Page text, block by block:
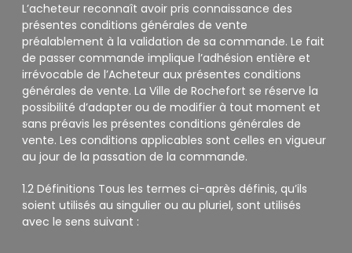
L’acheteur reconnaît avoir pris connaissance des
présentes conditions générales de vente
préalablement à la validation de sa commande. Le fait
de passer commande implique l’adhésion entière et
irrévocable de l’Acheteur aux présentes conditions
générales de vente. La Ville de Rochefort se réserve la
possibilité d’adapter ou de modifier à tout moment et
sans préavis les présentes conditions générales de
vente. Les conditions applicables sont celles en vigueur
au jour de la passation de la commande.
1.2 Définitions Tous les termes ci-après définis, qu’ils
soient utilisés au singulier ou au pluriel, sont utilisés
avec le sens suivant :